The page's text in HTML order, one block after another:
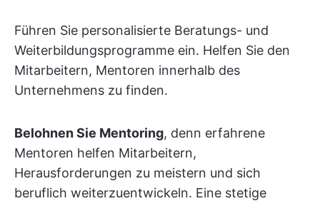
Führen Sie personalisierte Beratungs- und
Weiterbildungsprogramme ein. Helfen Sie den
Mitarbeitern, Mentoren innerhalb des
Unternehmens zu finden.
Belohnen Sie Mentoring, denn erfahrene
Mentoren helfen Mitarbeitern,
Herausforderungen zu meistern und sich
beruflich weiterzuentwickeln. Eine stetige